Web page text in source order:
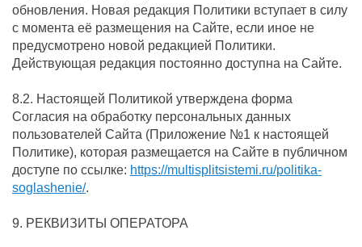
обновления. Новая редакция Политики вступает в силу
с момента её размещения на Сайте, если иное не
предусмотрено новой редакцией Политики.
Действующая редакция постоянно доступна на Сайте.
8.2. Настоящей Политикой утверждена форма
Согласия на обработку персональных данных
пользователей Сайта (Приложение №1 к настоящей
Политике), которая размещается на Сайте в публичном
доступе по ссылке: https://multisplitsistemi.ru/politika-
soglashenie/.
9. РЕКВИЗИТЫ ОПЕРАТОРА